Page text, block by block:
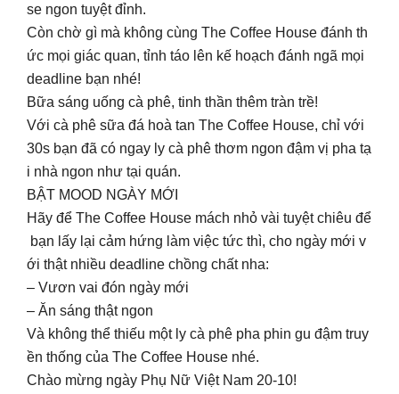
se ngon tuyệt đỉnh.
Còn chờ gì mà không cùng The Coffee House đánh th
ức mọi giác quan, tỉnh táo lên kế hoạch đánh ngã mọi
deadline bạn nhé!
Bữa sáng uống cà phê, tinh thần thêm tràn trề!
Với cà phê sữa đá hoà tan The Coffee House, chỉ với
30s bạn đã có ngay ly cà phê thơm ngon đậm vị pha tạ
i nhà ngon như tại quán.
BẬT MOOD NGÀY MỚI
Hãy để The Coffee House mách nhỏ vài tuyệt chiêu để
bạn lấy lại cảm hứng làm việc tức thì, cho ngày mới v
ới thật nhiều deadline chồng chất nha:
– Vươn vai đón ngày mới
– Ăn sáng thật ngon
Và không thể thiếu một ly cà phê pha phin gu đậm truy
ền thống của The Coffee House nhé.
Chào mừng ngày Phụ Nữ Việt Nam 20-10!